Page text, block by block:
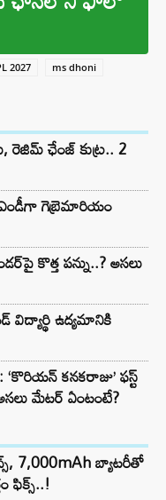
2027
ms dhoni
రెజిమ్ ఛేంజ్ కుట్ర.. 2
గెబ్రెమారియం
కొత్త పన్ను..? అసలు
విద్యార్థి ఉద్యమానికి
కనకరాజు’ ఫస్ట్
మేటర్ ఏంటంటే?
7,000mAh బ్యాటరీతో
ఫిక్స్..!